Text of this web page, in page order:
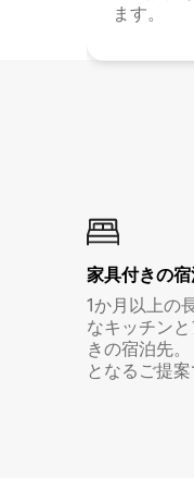
ます。
家具付き⁠の
1か月以上の
なキッチン
きの宿泊先
となるご提案